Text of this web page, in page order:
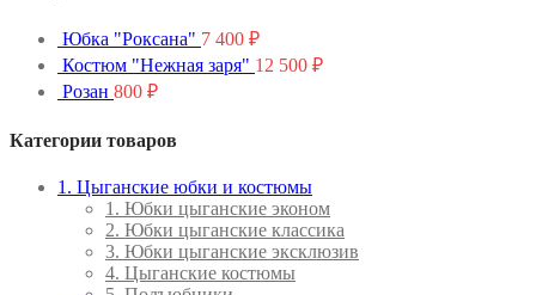
Юбка "Роксана" 7 400 ₽
Костюм "Нежная заря" 12 500 ₽
Розан 800 ₽
Категории товаров
1. Цыганские юбки и костюмы
1. Юбки цыганские эконом
2. Юбки цыганские классика
3. Юбки цыганские эксклюзив
4. Цыганские костюмы